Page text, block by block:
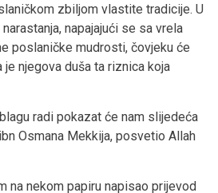
zbiljom vlastite tradicije. U
napajajući se sa vrela
poslaničke mudrosti, čovjeku će
njegova duša ta riznica koja
radi pokazat će nam slijedeća
Osmana Mekkija, posvetio Allah
na nekom papiru napisao prijevod